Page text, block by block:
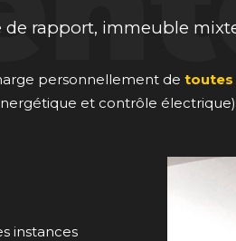
rapport, immeuble
personnellement de toutes
et contrôle
instances